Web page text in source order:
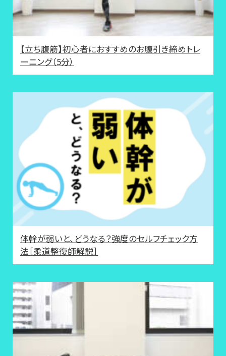
【立ち腹筋】初心者におすすめのお腹引き締めトレ
ーニング（5分）
体幹が弱いと、どうなる？強度のセルフチェック方
法［柔道整復師解説］